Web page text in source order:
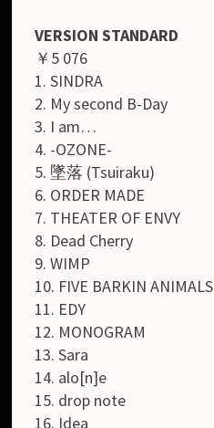
VERSION STANDARD
￥5 076
1. SINDRA
2. My second B-Day
3. I am…
4. -OZONE-
5. 墜落 (Tsuiraku)
6. ORDER MADE
7. THEATER OF ENVY
8. Dead Cherry
9. WIMP
10. FIVE BARKIN ANIMALS
11. EDY
12. MONOGRAM
13. Sara
14. alo[n]e
15. drop note
16. Idea